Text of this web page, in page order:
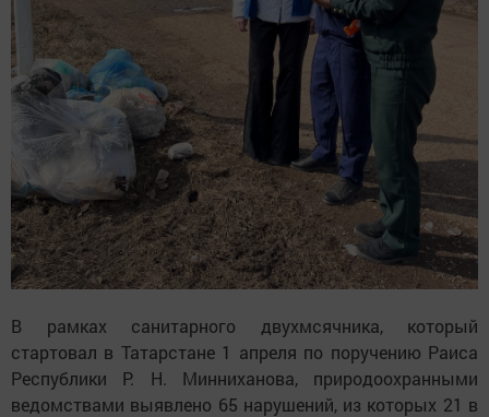
В рамках санитарного двухмсячника, который
стартовал в Татарстане 1 апреля по поручению Раиса
Республики Р. Н. Минниханова, природоохранными
ведомствами выявлено 65 нарушений, из которых 21 в